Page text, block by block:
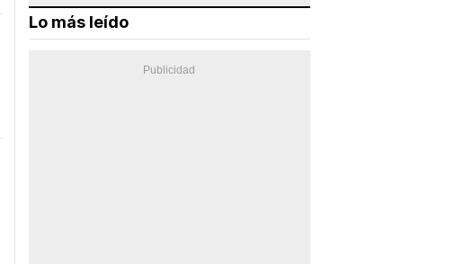
Lo más leído